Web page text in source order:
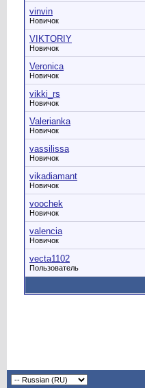
vinvin
Новичок
VIKTORIY
Новичок
Veronica
Новичок
vikki_rs
Новичок
Valerianka
Новичок
vassilissa
Новичок
vikadiamant
Новичок
voochek
Новичок
valencia
Новичок
vecta1102
Пользователь